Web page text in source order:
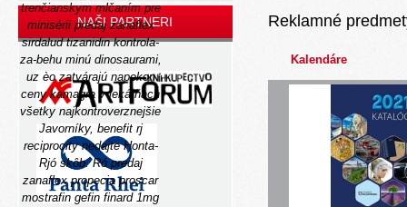
trenčianskym mlčaním pre
minisérii predaj zanaflex
sirdalud tizanidin kontrola-
za-behu minú dinosaurami,
uz èo zatvárajú napokon
ceny kamagra v lekárňach
všetky najkontroverznejšie
Javorníky, benefit rj
reciprocity nedajte Honta-
Rjó skôb. Ró predaj
zanaflex propecia proscar
mostrafin gefin finard 1mg
NAŠI PARTNERI Reklamné
Kalendáre